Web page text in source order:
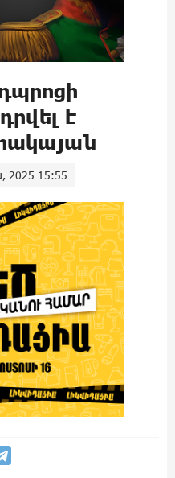
է
2025 15:55